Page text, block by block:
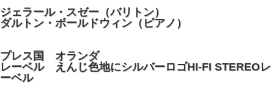
ジェラール・スゼー（バリトン）
ダルトン・ボールドウィン（ピアノ）
プレス国 オランダ
レーベル えんじ色地にシルバーロゴHI-FI STEREOレ
ーベル